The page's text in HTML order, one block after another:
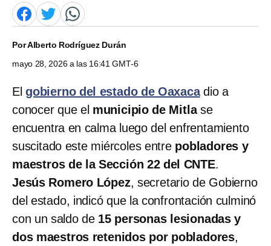
PorAlberto Rodríguez Durán
mayo 28, 2026 a las 16:41 GMT-6
El gobierno del estado de Oaxacadio a
conocer que el municipio de Mitlase
encuentra en calma luego del enfrentamiento
suscitado este miércoles entre pobladores y
maestros de la Sección 22 del CNTE.
Jesús Romero López, secretario de Gobierno
del estado, indicó que la confrontación culminó
con un saldo de 15 personas lesionadas y
dos maestros retenidos por pobladores,